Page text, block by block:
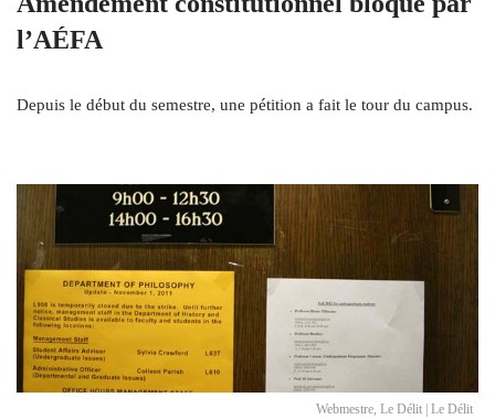
l’AÉFA
Depuis le début du semestre, une pétition a fait le tour du campus.
Webmestre, Le Délit | Le Délit